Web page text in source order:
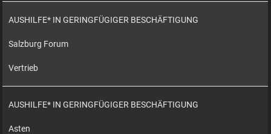
AUSHILFE* IN GERINGFÜGIGER BESCHÄFTIGUNG
Salzburg Forum
Vertrieb
AUSHILFE* IN GERINGFÜGIGER BESCHÄFTIGUNG
Asten